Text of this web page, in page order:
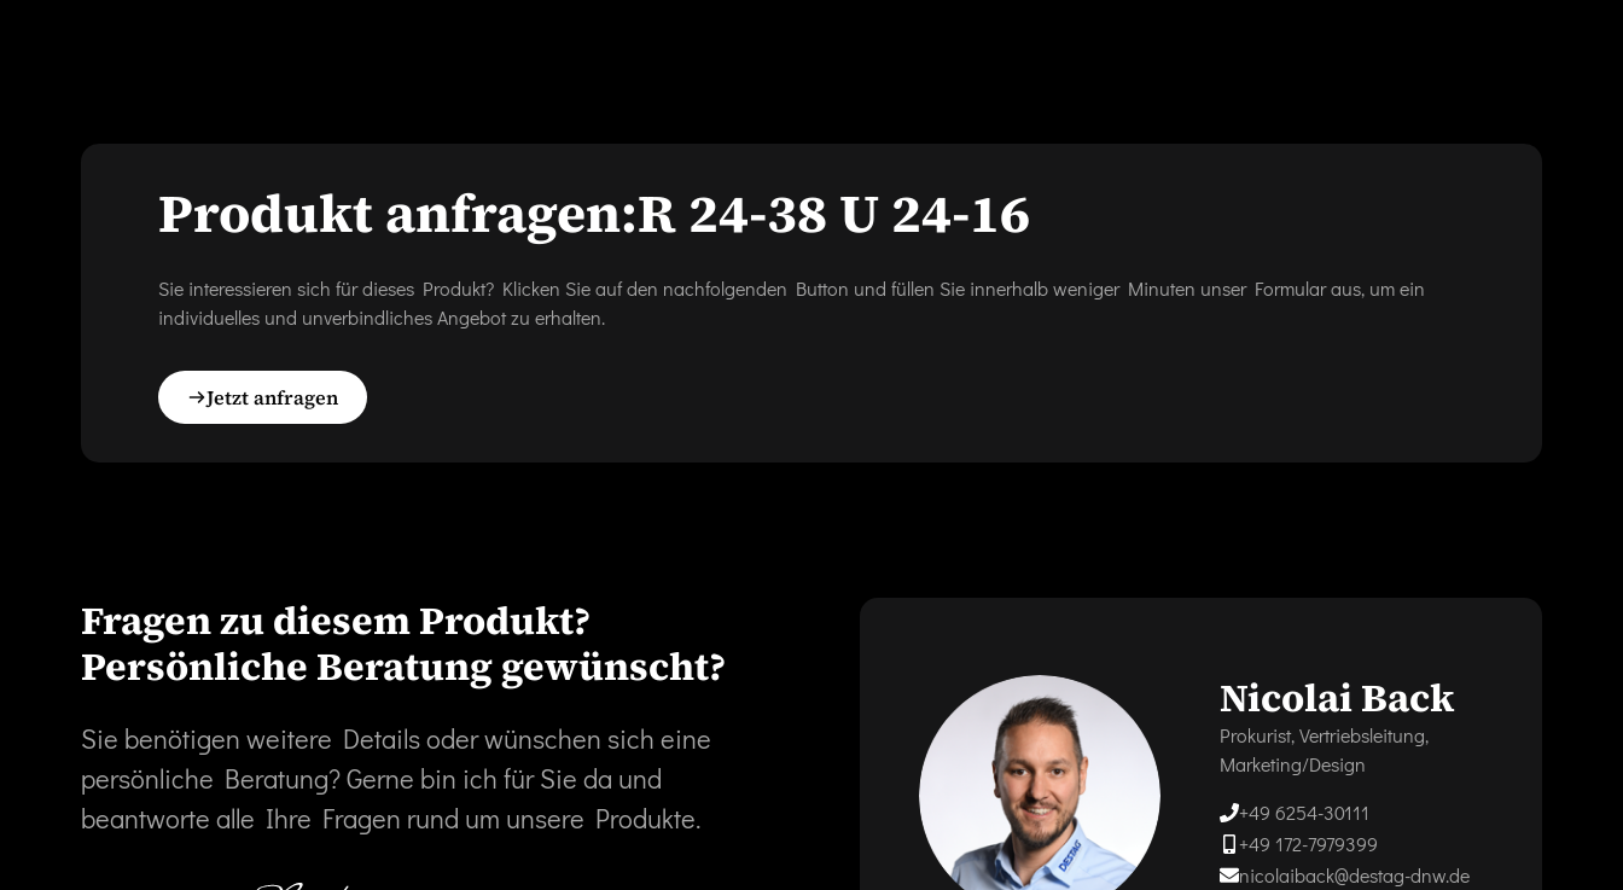
Produkt anfragen:R 24-38 U 24-16
Sie interessieren sich für dieses Produkt? Klicken Sie auf den nachfolgenden Button und füllen Sie innerhalb weniger Minuten unser Formular aus, um ein
individuelles und unverbindliches Angebot zu erhalten.
Jetzt anfragen
Fragen zu diesem Produkt?
Persönliche Beratung gewünscht?
Sie benötigen weitere Details oder wünschen sich eine
persönliche Beratung? Gerne bin ich für Sie da und
beantworte alle Ihre Fragen rund um unsere Produkte.
Nicolai Back
Prokurist, Vertriebsleitung,
Marketing/Design
+49 6254-30111
+49 172-7979399
nicolaiback@destag-dnw.de